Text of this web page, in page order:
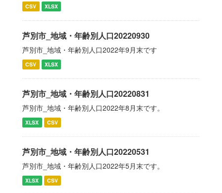
CSV XLSX
芦別市_地域・年齢別人口20220930
芦別市_地域・年齢別人口2022年9月末です
CSV XLSX
芦別市_地域・年齢別人口20220831
芦別市_地域・年齢別人口2022年8月末です。
XLSX CSV
芦別市_地域・年齢別人口20220531
芦別市_地域・年齢別人口2022年5月末です。
XLSX CSV